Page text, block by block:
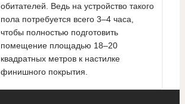
обитателей. Ведь на устройство такого
пола потребуется всего 3–4 часа,
чтобы полностью подготовить
помещение площадью 18–20
квадратных метров к настилке
финишного покрытия.